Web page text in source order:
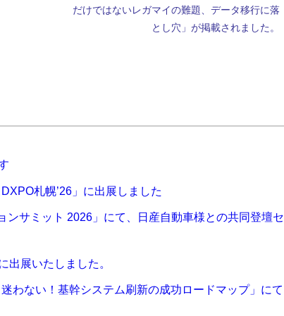
だけではないレガマイの難題、データ移行に落
とし穴」が掲載されました。
札幌’26」に出展しました
ンサミット 2026」にて、日産自動車様との共同登壇セ
出展いたしました。
ない！基幹システム刷新の成功ロードマップ」にて